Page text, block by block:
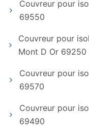
Couvreur pour
69550
Couvreur pour
Mont D Or 69250
Couvreur pour
69570
Couvreur pour
69490